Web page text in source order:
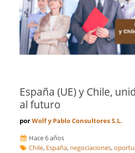
España (UE) y Chile,
al futuro
porWolf y Pablo Consultores S.L.
Hace 6 años
Chile, España, negociaciones,